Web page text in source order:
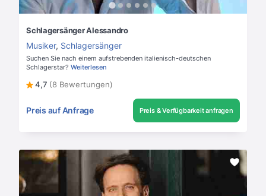
Schlagersänger Alessandro
Musiker, Schlagersänger
Suchen Sie nach einem aufstrebenden italienisch-deutschen
Schlagerstar? Weiterlesen
4,7 (8 Bewertungen)
Preis auf Anfrage Preis & Verfügbarkeit anfragen